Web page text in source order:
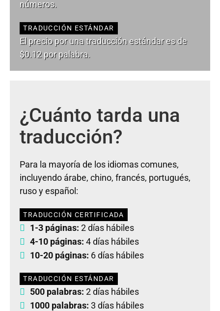
números.
TRADUCCIÓN ESTÁNDAR
El precio por una traducción estándar es de
$0.12 por palabra.
¿Cuánto tarda una
traducción?
Para la mayoría de los idiomas comunes,
incluyendo árabe, chino, francés, portugués,
ruso y español:
TRADUCCIÓN CERTIFICADA
1-3 páginas: 2 días hábiles
4-10 páginas: 4 días hábiles
10-20 páginas: 6 días hábiles
TRADUCCIÓN ESTÁNDAR
500 palabras: 2 días hábiles
1000 palabras: 3 días hábiles